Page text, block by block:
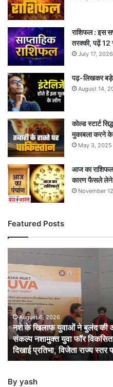
राशिफल : इस
तरक्की, पढ़ें 12
July 17, 2026
पढ़-लिखकर
August 14,
कोल्ड स्टार्ट
मुकाबला करने के
May 3, 2025
आज का राशिफल
कारण फैसले लेने
November
Featured Posts
नशे
के
खिलाफ
युवाओं
ने
बुलंद
की
आवाज,
लिया
विकसित
भारत
संकल्प
August 6, 2026
नशे के खिलाफ युवाओं ने बुलंद की
संकल्प नशामुक्त युवा फॉर
दिखाई प्रतिभा, विजेता राज्य स्तर
By yash